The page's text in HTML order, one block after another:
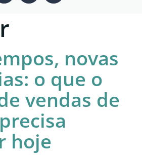
novas
o que o
vendas de
hoje